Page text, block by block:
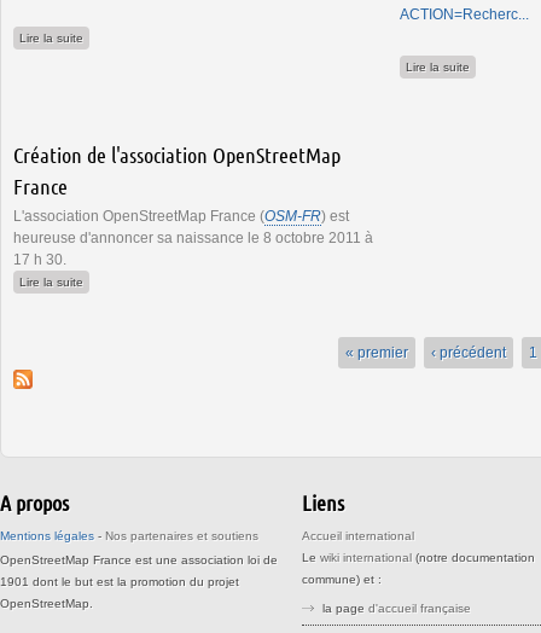
Lire la suite
ACTION=Recherc...
Lire la suite
Création de l'association OpenStreetMap
France
L'association OpenStreetMap France (OSM-FR) est
heureuse d'annoncer sa naissance le 8 octobre 2011 à
17 h 30.
Lire la suite
« premier ‹ précédent 1
A propos
Mentions légales - Nos partenaires et soutiens
OpenStreetMap France est une association loi de
1901 dont le but est la promotion du projet
OpenStreetMap.
Liens
Accueil international
Le wiki international (notre documentation
commune) et :
la page d'accueil française